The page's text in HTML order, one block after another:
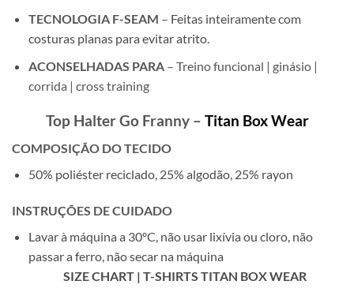
TECNOLOGIA F-SEAM – Feitas inteiramente com
costuras planas para evitar atrito.
ACONSELHADAS PARA– Treino funcional | ginásio |
corrida | cross training
Top Halter Go Franny – Titan Box Wear
COMPOSIÇÃO DO TECIDO
50% poliéster reciclado, 25% algodão, 25% rayon
INSTRUÇÕES DE CUIDADO
Lavar à máquina a 30ºC, não usar lixívia ou cloro, não
passar a ferro, não secar na máquina
SIZE CHART | T-SHIRTS TITAN BOX WEAR